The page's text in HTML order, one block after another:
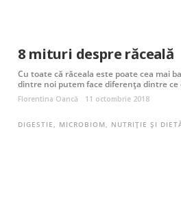
8 mituri despre răceală
Cu toate că răceala este poate cea mai
dintre noi putem face diferența dintre ce
Florentina Oancă 11 octombrie 2018
DIGESTIE, MICROBIOM, NUTRIȚIE ȘI